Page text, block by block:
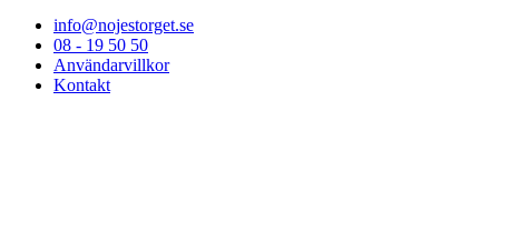
info@nojestorget.se
08 - 19 50 50
Användarvillkor
Kontakt